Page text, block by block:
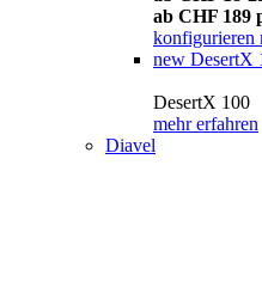
ab CHF 189
konfigurieren
new DesertX
DesertX 100
mehr erfahren
Diavel